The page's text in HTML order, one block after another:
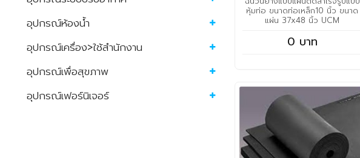
อุปกรณ์ห้องน้ำ
อุปกรณ์เครื่อง>ใช้สำนักงาน
อุปกรณ์เพื่อสุขภาพ
อุปกรณ์เฟอร์นิเจอร์
หุ้มท่อ ขนาดท่อเหล็ก10 นิ้ว ขนาด
แผ่น 37x48 นิ้ว UCM
0 บาท